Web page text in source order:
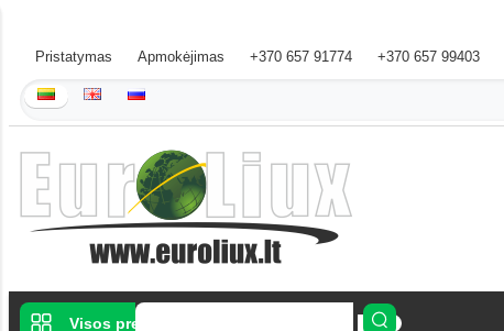
Pristatymas Apmokėjimas +370 657 91774 +370 657 99403
Visos prekės